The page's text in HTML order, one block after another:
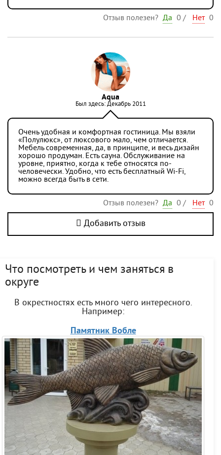
Отзыв полезен? Да 0 / Нет 0
Aqua
Был здесь: Декабрь 2011
Очень удобная и комфортная гостиница. Мы взяли
«Полулюкс», от люксового мало, чем отличается.
Мебель современная, да, в принципе, и весь дизайн
хорошо продуман. Есть сауна. Обслуживание на
уровне, приятно, когда к тебе относятся по-
человечески. Удобно, что есть бесплатный Wi-Fi,
можно всегда быть в сети.
Отзыв полезен? Да 0 / Нет 0
Добавить отзыв
Что посмотреть и чем заняться в
округе
В окрестностях есть много чего интересного.
Например:
Памятник Вобле